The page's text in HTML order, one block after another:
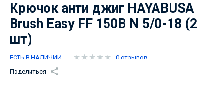
Крючок анти джиг HAYABUSA
Brush Easy FF 150B N 5/0-18 (2
шт)
ЕСТЬ В НАЛИЧИИ
0 отзывов
Поделиться